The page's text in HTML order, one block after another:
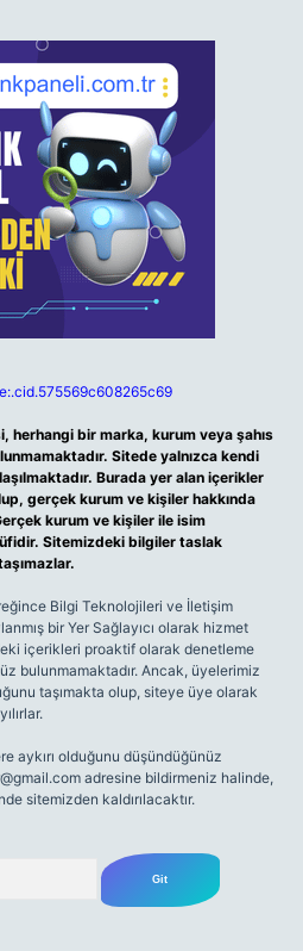
herhangi bir marka, kurum veya şahıs
Sitede yalnızca kendi
Burada yer alan içerikler
gerçek kurum ve kişiler hakkında
kurum ve kişiler ile isim
Sitemizdeki bilgiler taslak
Bilgi Teknolojileri ve İletişim
bir Yer Sağlayıcı olarak hizmet
içerikleri proaktif olarak denetleme
bulunmamaktadır. Ancak, üyelerimiz
taşımakta olup, siteye üye olarak
aykırı olduğunu düşündüğünüz
adresine bildirmeniz halinde,
sitemizden kaldırılacaktır.